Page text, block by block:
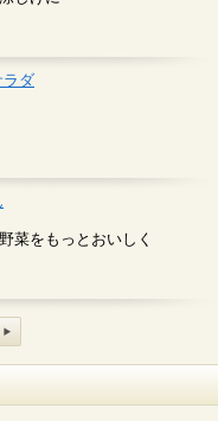
ラダ
菜をもっとおいしく